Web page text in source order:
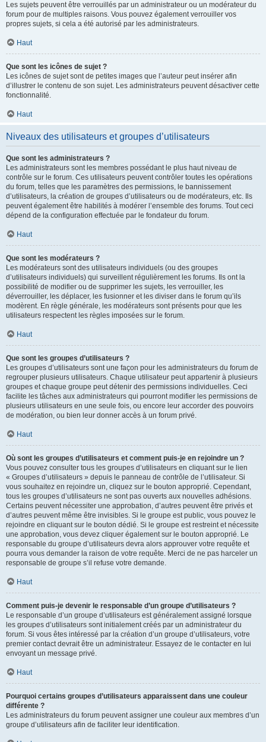
Les sujets peuvent être verrouillés par un administrateur ou un modérateur du
forum pour de multiples raisons. Vous pouvez également verrouiller vos
propres sujets, si cela a été autorisé par les administrateurs.
Haut
Que sont les icônes de sujet ?
Les icônes de sujet sont de petites images que l’auteur peut insérer afin
d’illustrer le contenu de son sujet. Les administrateurs peuvent désactiver cette
fonctionnalité.
Haut
Niveaux des utilisateurs et groupes d’utilisateurs
Que sont les administrateurs ?
Les administrateurs sont les membres possédant le plus haut niveau de
contrôle sur le forum. Ces utilisateurs peuvent contrôler toutes les opérations
du forum, telles que les paramètres des permissions, le bannissement
d’utilisateurs, la création de groupes d’utilisateurs ou de modérateurs, etc. Ils
peuvent également être habilités à modérer l’ensemble des forums. Tout ceci
dépend de la configuration effectuée par le fondateur du forum.
Haut
Que sont les modérateurs ?
Les modérateurs sont des utilisateurs individuels (ou des groupes
d’utilisateurs individuels) qui surveillent régulièrement les forums. Ils ont la
possibilité de modifier ou de supprimer les sujets, les verrouiller, les
déverrouiller, les déplacer, les fusionner et les diviser dans le forum qu’ils
modèrent. En règle générale, les modérateurs sont présents pour que les
utilisateurs respectent les règles imposées sur le forum.
Haut
Que sont les groupes d’utilisateurs ?
Les groupes d’utilisateurs sont une façon pour les administrateurs du forum de
regrouper plusieurs utilisateurs. Chaque utilisateur peut appartenir à plusieurs
groupes et chaque groupe peut détenir des permissions individuelles. Ceci
facilite les tâches aux administrateurs qui pourront modifier les permissions de
plusieurs utilisateurs en une seule fois, ou encore leur accorder des pouvoirs
de modération, ou bien leur donner accès à un forum privé.
Haut
Où sont les groupes d’utilisateurs et comment puis-je en rejoindre un ?
Vous pouvez consulter tous les groupes d’utilisateurs en cliquant sur le lien
« Groupes d’utilisateurs » depuis le panneau de contrôle de l’utilisateur. Si
vous souhaitez en rejoindre un, cliquez sur le bouton approprié. Cependant,
tous les groupes d’utilisateurs ne sont pas ouverts aux nouvelles adhésions.
Certains peuvent nécessiter une approbation, d’autres peuvent être privés et
d’autres peuvent même être invisibles. Si le groupe est public, vous pouvez le
rejoindre en cliquant sur le bouton dédié. Si le groupe est restreint et nécessite
une approbation, vous devez cliquer également sur le bouton approprié. Le
responsable du groupe d’utilisateurs devra alors approuver votre requête et
pourra vous demander la raison de votre requête. Merci de ne pas harceler un
responsable de groupe s’il refuse votre demande.
Haut
Comment puis-je devenir le responsable d’un groupe d’utilisateurs ?
Le responsable d’un groupe d’utilisateurs est généralement assigné lorsque
les groupes d’utilisateurs sont initialement créés par un administrateur du
forum. Si vous êtes intéressé par la création d’un groupe d’utilisateurs, votre
premier contact devrait être un administrateur. Essayez de le contacter en lui
envoyant un message privé.
Haut
Pourquoi certains groupes d’utilisateurs apparaissent dans une couleur
différente ?
Les administrateurs du forum peuvent assigner une couleur aux membres d’un
groupe d’utilisateurs afin de faciliter leur identification.